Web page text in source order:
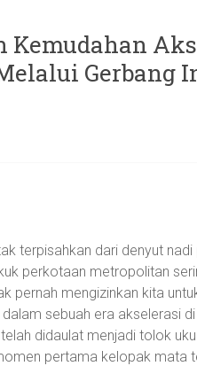
Kemudahan
Gerbang
terpisahkan dari denyut
perkotaan metropolitan
pernah mengizinkan kita
sebuah era akselerasi
didaulat menjadi tolok
pertama kelopak mata